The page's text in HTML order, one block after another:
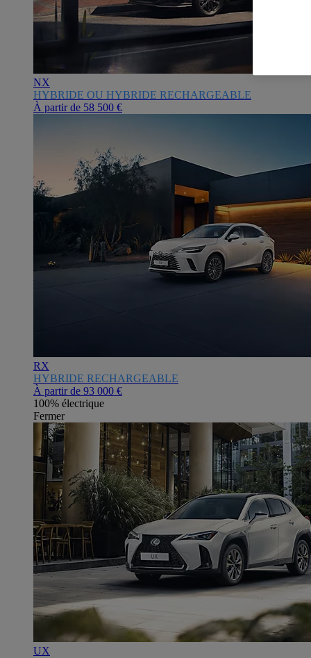
NX
HYBRIDE OU HYBRIDE RECHARGEABLE
À partir de 58 500 €
RX
HYBRIDE RECHARGEABLE
À partir de 93 000 €
100% électrique
Fermer
UX